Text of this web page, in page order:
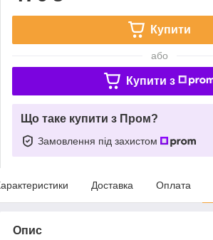
Купити
або
Купити з
Що таке купити з Пром?
Замовлення під захистом
Доставка Оплата
Опис